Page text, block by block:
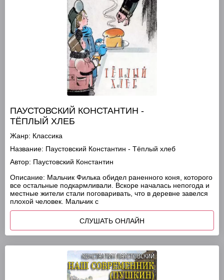
ПАУСТОВСКИЙ КОНСТАНТИН -
ТЁПЛЫЙ ХЛЕБ
Жанр: Классика
Название: Паустовский Константин - Тёплый хлеб
Автор: Паустовский Константин
Описание: Мальчик Филька обидел раненного коня, которого
все остальные подкармливали. Вскоре началась непогода и
местные жители стали поговаривать, что в деревне завелся
плохой человек. Мальчик с
СЛУШАТЬ ОНЛАЙН